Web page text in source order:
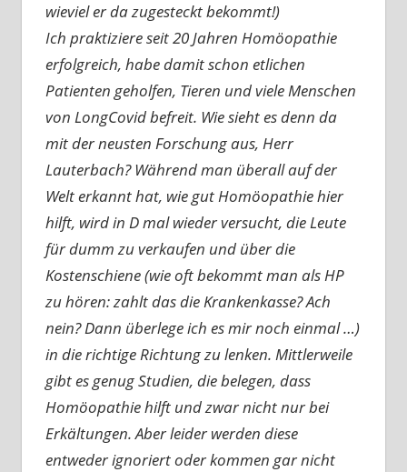
wieviel er da zugesteckt bekommt!)
Ich praktiziere seit 20 Jahren Homöopathie
erfolgreich, habe damit schon etlichen
Patienten geholfen, Tieren und viele Menschen
von LongCovid befreit. Wie sieht es denn da
mit der neusten Forschung aus, Herr
Lauterbach? Während man überall auf der
Welt erkannt hat, wie gut Homöopathie hier
hilft, wird in D mal wieder versucht, die Leute
für dumm zu verkaufen und über die
Kostenschiene (wie oft bekommt man als HP
zu hören: zahlt das die Krankenkasse? Ach
nein? Dann überlege ich es mir noch einmal …)
in die richtige Richtung zu lenken. Mittlerweile
gibt es genug Studien, die belegen, dass
Homöopathie hilft und zwar nicht nur bei
Erkältungen. Aber leider werden diese
entweder ignoriert oder kommen gar nicht